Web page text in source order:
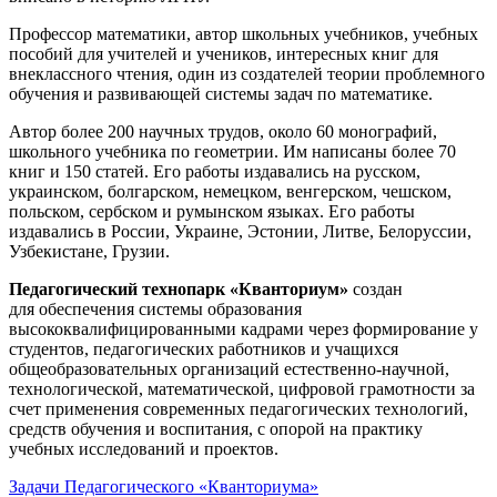
Профессор математики, автор школьных учебников, учебных
пособий для учителей и учеников, интересных книг для
внеклассного чтения, один из создателей теории проблемного
обучения и развивающей системы задач по математике.
Автор более 200 научных трудов, около 60 монографий,
школьного учебника по геометрии. Им написаны более 70
книг и 150 статей. Его работы издавались на русском,
украинском, болгарском, немецком, венгерском, чешском,
польском, сербском и румынском языках. Его работы
издавались в России, Украине, Эстонии, Литве, Белоруссии,
Узбекистане, Грузии.
Педагогический технопарк «Кванториум» создан
для обеспечения системы образования
высококвалифицированными кадрами через формирование у
студентов, педагогических работников и учащихся
общеобразовательных организаций естественно-научной,
технологической, математической, цифровой грамотности за
счет применения современных педагогических технологий,
средств обучения и воспитания, с опорой на практику
учебных исследований и проектов.
Задачи Педагогического «Кванториума»